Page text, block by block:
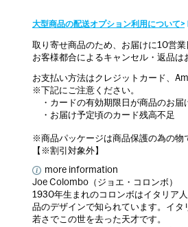
大型商品の配送オプション利用について>
取り寄せ商品のため、お届けに10営
お客様都合によるキャンセル・返品は
お支払い方法はクレジットカード、
※下記にご注意ください。
・カードの有効期限日が商品のお届
・お届け予定頃のカード残高不足
※商品パッケージは商品保護の為の物
【※割引対象外】
more information
Joe Colombo（ジョエ・コロンボ）
1930年生まれのコロンボはイタリア
品のデザインで知られています。イ
若さでこの世を去った天才です。